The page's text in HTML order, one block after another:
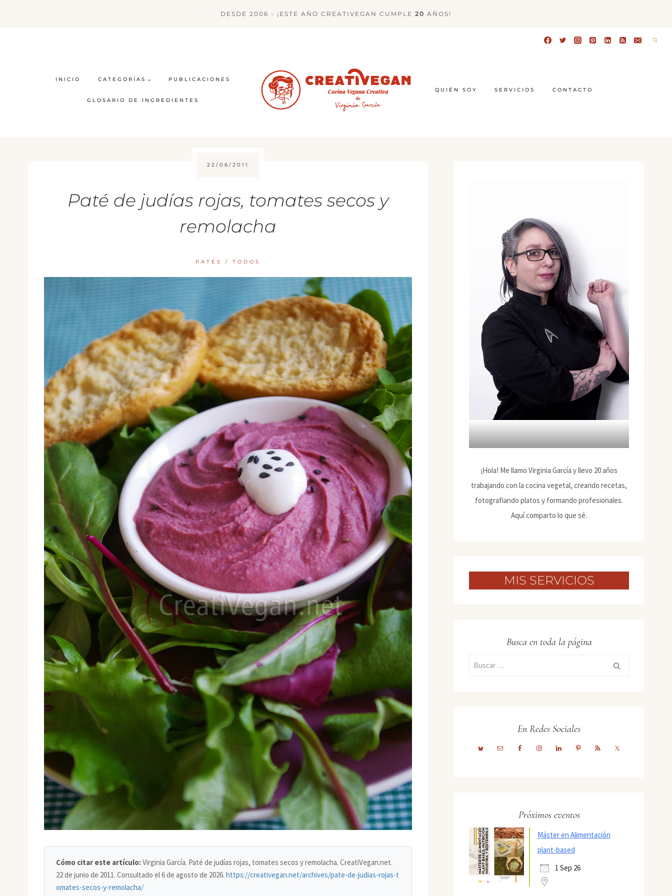
DESDE 2006 - ¡ESTE AÑO CREATIVEGAN CUMPLE 20 AÑOS!
INICIO CATEGORÍAS PUBLICACIONES
GLOSARIO DE INGREDIENTES
QUIÉN SOY SERVICIOS CONTACTO
22/06/2011
Paté de judías rojas, tomates secos y
remolacha
PATÉS / TODOS
Cómo citar este artículo:Virginia García. Paté de judías rojas, tomates secos y remolacha. CreatiVegan.net.
22 de junio de 2011. Consultado el6 de agosto de 2026. https://creativegan.net/archives/pate-de-judias-rojas-t
omates-secos-y-remolacha/
¡Hola! Me llamo Virginia García y llevo 20 años
trabajando con la cocina vegetal, creando recetas,
fotografiando platos y formando profesionales.
Aquí comparto lo que sé.
MIS SERVICIOS
Busca en toda la página
Buscar:
En Redes Sociales
Próximos eventos
Máster en Alimentación
plant-based
1 Sep 26